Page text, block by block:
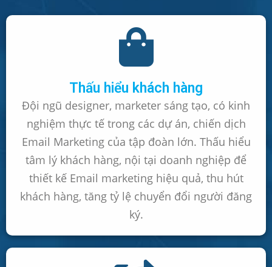
Thấu hiểu khách hàng
Đội ngũ designer, marketer sáng tạo, có kinh
nghiệm thực tế trong các dự án, chiến dịch
Email Marketing của tập đoàn lớn. Thấu hiểu
tâm lý khách hàng, nội tại doanh nghiệp để
thiết kế Email marketing hiệu quả, thu hút
khách hàng, tăng tỷ lệ chuyển đổi người đăng
ký.